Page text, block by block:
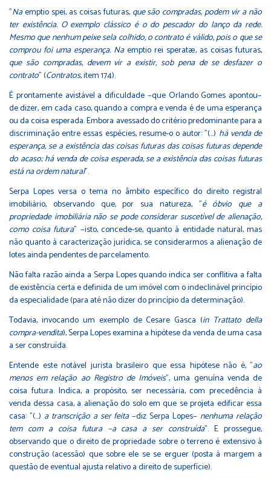
"Naemptio spei, as coisas futuras, que são compradas, podem vir a não
ter existência. O exemplo clássico é o do pescador do lanço da rede.
Mesmo que nenhum peixe sela colhido, o contrato é válido, pois o que se
comprou foi uma esperança. Naemptio rei speratæ, as coisas futuras,
que são compradas, devem vir a existir, sob pena de se desfazer o
contrato" (Contratos, item 174).
É prontamente avistável a dificuldade −que Orlando Gomes apontou−
de dizer, em cada caso, quando a compra e venda é de uma esperança
ou da coisa esperada. Embora avessado do critério predominante para a
discriminação entre essas espécies, resume-o o autor: "(…) há venda de
esperança, se a existência das coisas futuras das coisas futuras depende
do acaso; há venda de coisa esperada, se a existência das coisas futuras
está na ordem natural".
Serpa Lopes versa o tema no âmbito específico do direito registral
imobiliário, observando que, por sua natureza, "é óbvio que a
propriedade imobiliária não se pode considerar suscetível de alienação,
como coisa futura" −isto, concede-se, quanto à entidade natural, mas
não quanto à caracterização jurídica, se considerarmos a alienação de
lotes ainda pendentes de parcelamento.
Não falta razão ainda a Serpa Lopes quando indica ser conflitiva a falta
de existência certa e definida de um imóvel com o indeclinável princípio
da especialidade (para até não dizer do princípio da determinação).
Todavia, invocando um exemplo de Cesare Gasca (in Trattato della
compra-vendita), Serpa Lopes examina a hipótese da venda de uma casa
a ser construída.
Entende este notável jurista brasileiro que essa hipótese não é, "ao
menos em relação ao Registro de Imóveis", uma genuína venda de
coisa futura. Indica, a propósito, ser necessária, com precedência à
venda dessa casa, a alienação do solo em que se projeta edificar essa
casa: "(…) a transcrição a ser feita−diz Serpa Lopes− nenhuma relação
tem com a coisa futura −a casa a ser construída". E prossegue,
observando que o direito de propriedade sobre o terreno é extensivo à
construção (acessão) que sobre ele se se erguer (posta à margem a
questão de eventual ajusta relativo a direito de superfície).